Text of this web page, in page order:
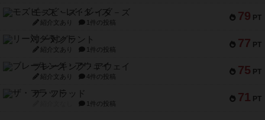
79 PT
モズビ－ズ・レイダ－ズ
紹介文あり 1件の投稿
77 PT
リー対グラント
紹介文あり 1件の投稿
75 PT
ブレーキング・アウェイ
紹介文あり 4件の投稿
71 PT
ザ・フラッド
1件の投稿